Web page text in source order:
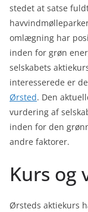
stedet at satse
omlægning har
inden for grøn
selskabets
interesserede er
Ørsted. Den
vurdering af
inden for den
andre faktorer.
Kurs og
Ørsteds aktiekurs